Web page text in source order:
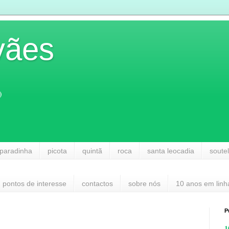
picota quintã roca santa leocadia
pontos de interesse contactos sobre nós 10 anos em